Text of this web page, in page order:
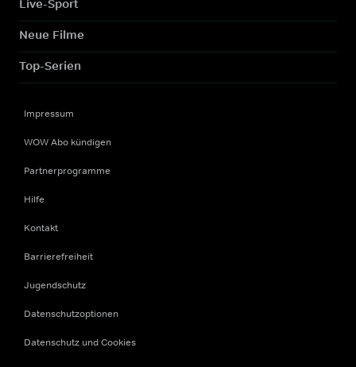
Live-Sport
Neue Filme
Top-Serien
Impressum
WOW Abo kündigen
Partnerprogramme
Hilfe
Kontakt
Barrierefreiheit
Jugendschutz
Datenschutzoptionen
Datenschutz und Cookies